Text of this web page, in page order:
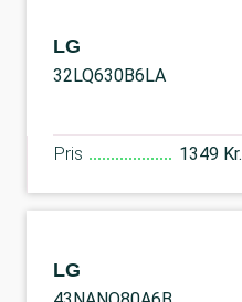
LG
32LQ630B6LA
Pris 1349 Kr.
LG